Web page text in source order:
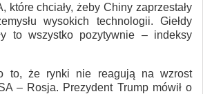
które chciały, żeby Chiny zaprzestały
wysokich technologii. Giełdy
to wszystko pozytywnie – indeksy
to, że rynki nie reagują na wzrost
– Rosja. Prezydent Trump mówił o